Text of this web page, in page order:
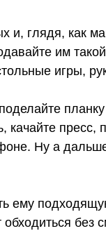
и, глядя, как
им
игры,
пресс,
Ну а
ему
без